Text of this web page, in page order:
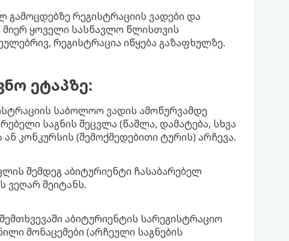
გამოცდებზე რეგისტრაციის ვადები და
ყოველი სასწავლო წლისთვის
რეგისტრაცია იწყება გაზაფხულზე.
ეტაპზე:
საბოლოო ვადის ამოწურვამდე
საგნის შეცვლა (წაშლა, დამატება, სხვა
კონკურსის (შემოქმედებითი ტურის) არჩევა.
შემდეგ აბიტურიენტი ჩასაბარებელ
ვეღარ შეიტანს.
აბიტურიენტის სარეგისტრაციო
მონაცემები (არჩეული საგნების